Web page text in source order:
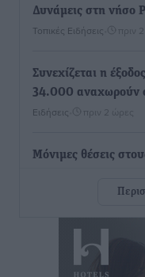
Δυνάμεις στη νήσο
Τοπικές Ειδήσεις πριν 2
Συνεχίζεται η
34.000 αναχωρούν
Ειδήσεις πριν 2 ώρες
Μόνιμες θέσεις
για τους δήμους
Δεύτερη πηγή